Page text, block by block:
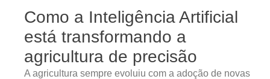
Como a Inteligência Artificial
está transformando a
agricultura de precisão
A agricultura sempre evoluiu com a adoção de novas